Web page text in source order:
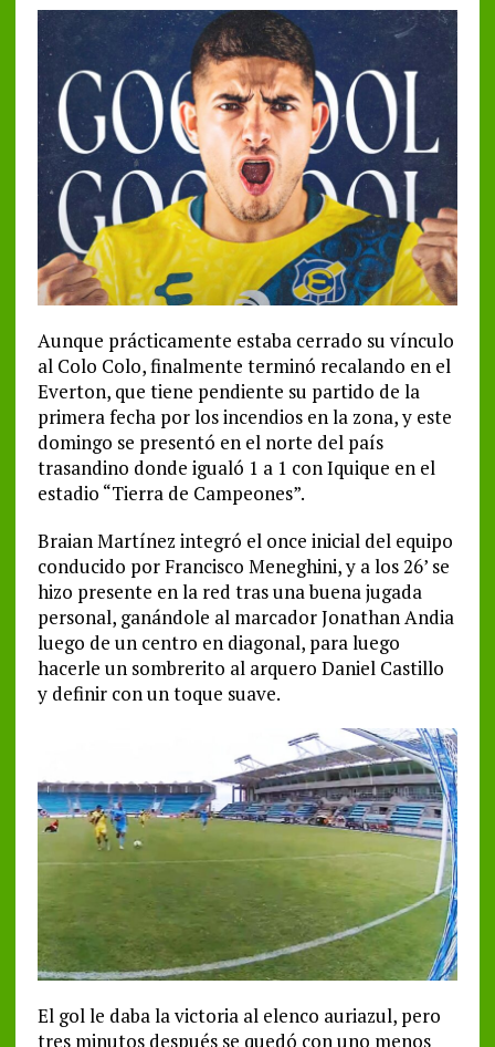
Aunque prácticamente estaba cerrado su vínculo
al Colo Colo, finalmente terminó recalando en el
Everton, que tiene pendiente su partido de la
primera fecha por los incendios en la zona, y este
domingo se presentó en el norte del país
trasandino donde igualó 1 a 1 con Iquique en el
estadio “Tierra de Campeones”.
Braian Martínez integró el once inicial del equipo
conducido por Francisco Meneghini, y a los 26’ se
hizo presente en la red tras una buena jugada
personal, ganándole al marcador Jonathan Andia
luego de un centro en diagonal, para luego
hacerle un sombrerito al arquero Daniel Castillo
y definir con un toque suave.
El gol le daba la victoria al elenco auriazul, pero
tres minutos después se quedó con uno menos